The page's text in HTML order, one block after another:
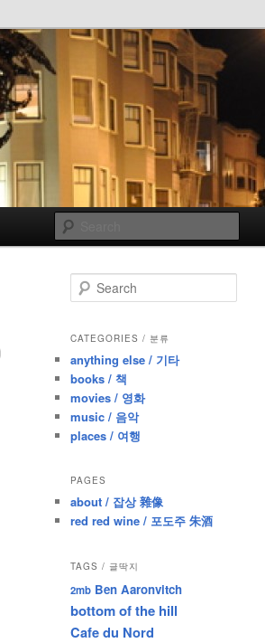
e
r
h
CATEGORIES / 분류
anything else / 기타
books / 책
movies / 영화
music / 음악
places / 여행
PAGES
about / 잡상 雜像
red red wine / 포도주 朱酒
TAGS / 글딱지
2mb Ben Aaronvitch
bottom of the hill
Cafe du Nord